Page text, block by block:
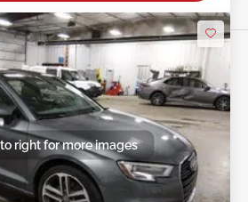
right for more images